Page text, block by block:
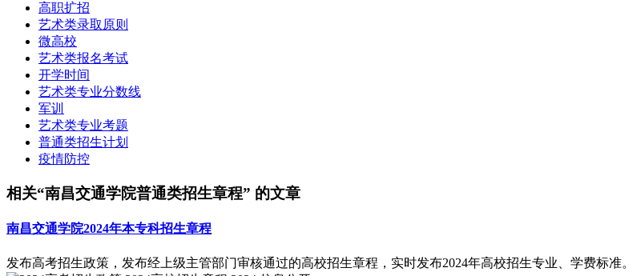
高职扩招
艺术类录取原则
微高校
艺术类报名考试
开学时间
艺术类专业分数线
军训
艺术类专业考题
普通类招生计划
疫情防控
相关“南昌交通学院普通类招生章程” 的文章
南昌交通学院2024年本专科招生章程
发布高考招生政策，发布经上级主管部门审核通过的高校招生章程，实时发布2024年高校招生专业、学费标准。